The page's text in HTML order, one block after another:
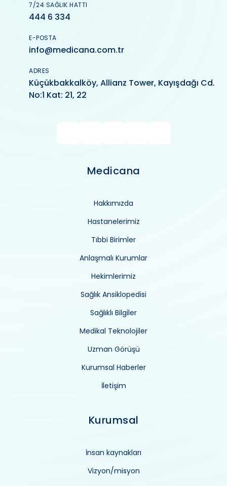
7/24 SAĞLIK HATTI
444 6 334
E-POSTA
info@medicana.com.tr
ADRES
Küçükbakkalköy, Allianz Tower, Kayışdağı Cd.
No:1 Kat: 21, 22
Medicana
Hakkımızda
Hastanelerimiz
Tıbbi Birimler
Anlaşmalı Kurumlar
Hekimlerimiz
Sağlık Ansiklopedisi
Sağlıklı Bilgiler
Medikal Teknolojiler
Uzman Görüşü
Kurumsal Haberler
İletişim
Kurumsal
İnsan kaynakları
Vizyon/misyon